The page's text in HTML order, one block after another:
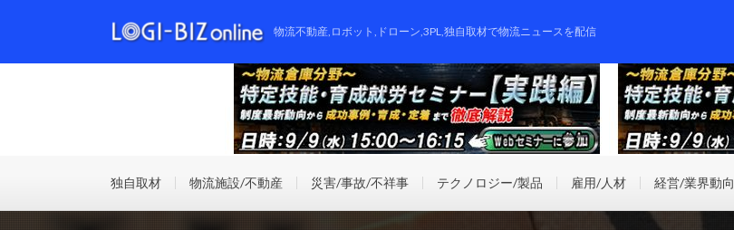
物流不動産,ロボット,ドローン,3PL,独自取材で物流ニュースを配信
独自取材 物流施設/不動産 災害/事故/不祥事 テクノロジー/製品 雇用/人材 経営/業界動向